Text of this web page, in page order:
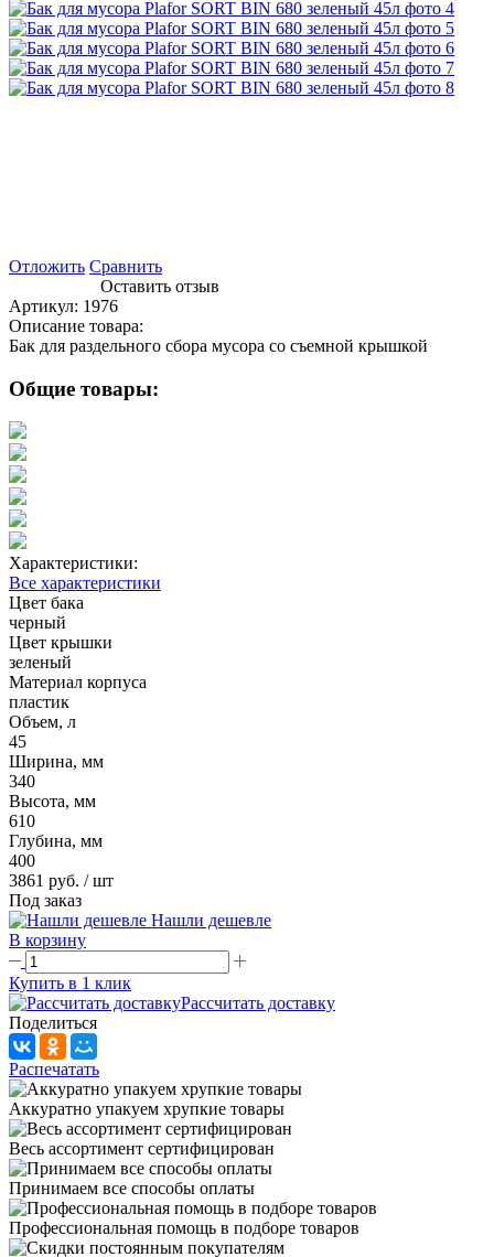
Отложить Сравнить
Оставить отзыв
Артикул: 1976
Описание товара:
Бак для раздельного сбора мусора со съемной крышкой
Общие товары:
Характеристики:
Все характеристики
Цвет бака
черный
Цвет крышки
зеленый
Материал корпуса
пластик
Объем, л
45
Ширина, мм
340
Высота, мм
610
Глубина, мм
400
3861 руб. / шт
Под заказ
Нашли дешевле
В корзину
Купить в 1 клик
Рассчитать доставку
Поделиться
Распечатать
Аккуратно упакуем хрупкие товары
Весь ассортимент сертифицирован
Принимаем все способы оплаты
Профессиональная помощь в подборе товаров